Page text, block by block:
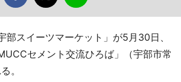
部スイーツマーケット」が5月30日、
セメント交流ひろば」（宇部市常
。